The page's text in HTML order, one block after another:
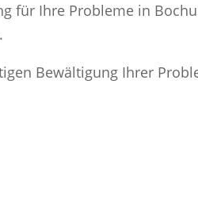
für Ihre Probleme in
Bewältigung Ihrer